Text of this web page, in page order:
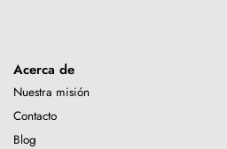
Acerca de
Nuestra misión
Contacto
Blog